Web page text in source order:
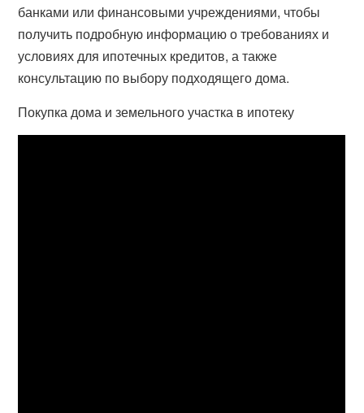
банками или финансовыми учреждениями, чтобы
получить подробную информацию о требованиях и
условиях для ипотечных кредитов, а также
консультацию по выбору подходящего дома.
Покупка дома и земельного участка в ипотеку